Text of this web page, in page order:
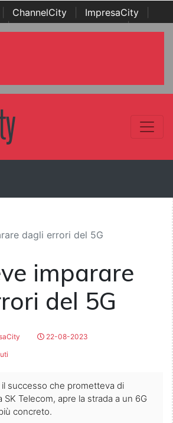
ChannelCity ImpresaCity
| Italian Channel Awards | Italian
dagli errori del 5G
imparare
del 5G
22-08-2023
il successo che prometteva di
Telecom, apre la strada a un 6G
concreto.